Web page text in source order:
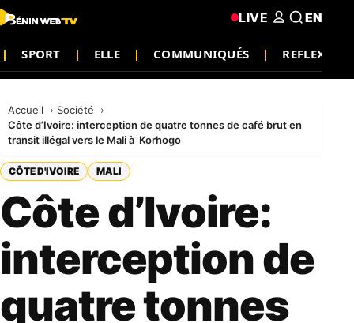
SPORT ELLE COMMUNIQUÉS REFLEXION
LIVE EN
Accueil
Société
Côte d’Ivoire: interception de quatre tonnes de café brut en
transit illégal vers le Mali à Korhogo
CÔTE D'IVOIRE MALI
Côte d’Ivoire:
interception de
quatre tonnes